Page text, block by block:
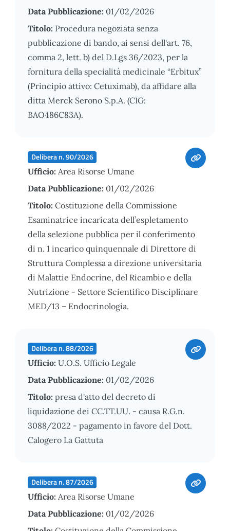
Data Pubblicazione: 01/02/2026
Titolo: Procedura negoziata senza
pubblicazione di bando, ai sensi dell'art. 76,
comma 2, lett. b) del D.Lgs 36/2023, per la
fornitura della specialità medicinale “Erbitux”
(Principio attivo: Cetuximab), da affidare alla
ditta Merck Serono S.p.A. (CIG:
BAO486C83A).
Delibera n. 90/2026
Ufficio: Area Risorse Umane
Data Pubblicazione: 01/02/2026
Titolo: Costituzione della Commissione
Esaminatrice incaricata dell’espletamento
della selezione pubblica per il conferimento
di n. 1 incarico quinquennale di Direttore di
Struttura Complessa a direzione universitaria
di Malattie Endocrine, del Ricambio e della
Nutrizione - Settore Scientifico Disciplinare
MED/13 – Endocrinologia.
Delibera n. 88/2026
Ufficio: U.O.S. Ufficio Legale
Data Pubblicazione: 01/02/2026
Titolo: presa d'atto del decreto di
liquidazione dei CC.TT.UU. - causa R.G.n.
3088/2022 - pagamento in favore del Dott.
Calogero La Gattuta
Delibera n. 87/2026
Ufficio: Area Risorse Umane
Data Pubblicazione: 01/02/2026